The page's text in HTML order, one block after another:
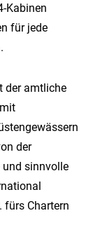
Kabinen
für jede
der amtliche
der
und sinnvolle
fürs Chartern